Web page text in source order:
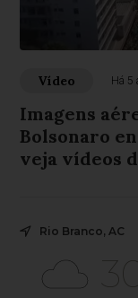
Vídeo Há 5
Imagens
Bolsonaro
veja vídeos
Rio Branco, AC
30°